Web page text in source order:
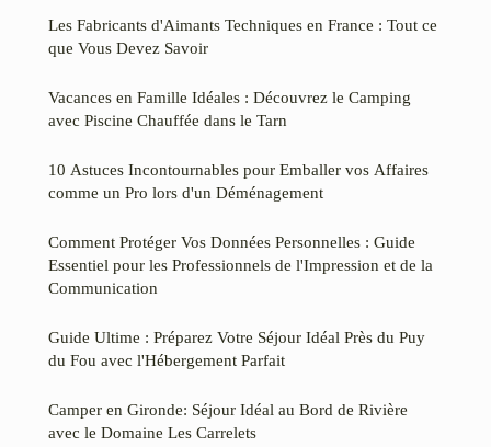
Les Fabricants d'Aimants Techniques en France : Tout ce
que Vous Devez Savoir
Vacances en Famille Idéales : Découvrez le Camping
avec Piscine Chauffée dans le Tarn
10 Astuces Incontournables pour Emballer vos Affaires
comme un Pro lors d'un Déménagement
Comment Protéger Vos Données Personnelles : Guide
Essentiel pour les Professionnels de l'Impression et de la
Communication
Guide Ultime : Préparez Votre Séjour Idéal Près du Puy
du Fou avec l'Hébergement Parfait
Camper en Gironde: Séjour Idéal au Bord de Rivière
avec le Domaine Les Carrelets